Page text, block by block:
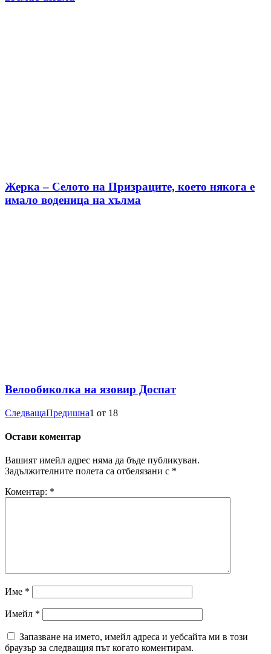
Жерка – Селото на Призраците, което някога е
имало воденица на хълма
Велообиколка на язовир Доспат
СледващаПредишна1 от 18
Остави коментар
Вашият имейл адрес няма да бъде публикуван.
Задължителните полета са отбелязани с *
Коментар: *
Име *
Имейл *
Запазване на името, имейл адреса и уебсайта ми в този
браузър за следващия път когато коментирам.